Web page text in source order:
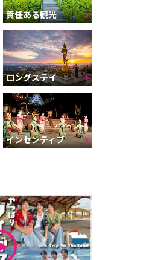
責任ある観光
ロングステイ
インセンティブ